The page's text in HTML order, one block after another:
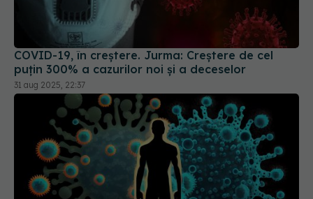
COVID-19, în creștere. Jurma: Creștere de cel
puțin 300% a cazurilor noi și a deceselor
31 aug 2025, 22:37